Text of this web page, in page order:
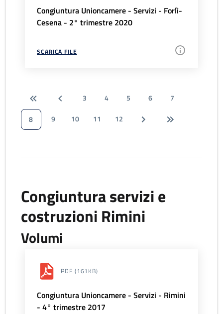
Congiuntura Unioncamere - Servizi - Forlì-
Cesena - 2° trimestre 2020
SCARICA FILE
3 4 5 6
7
8
9 10 11 12
Congiuntura servizi e
costruzioni Rimini
Volumi
PDF (161KB)
Congiuntura Unioncamere - Servizi - Rimini
- 4° trimestre 2017